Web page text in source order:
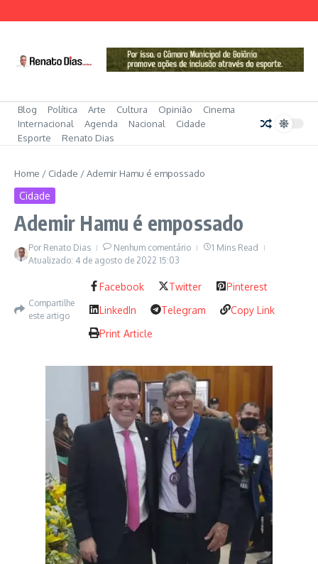
Blog Política Arte Cultura Opinião
Cinema
Internacional
Agenda Nacional
Cidade
Esporte
Renato Dias
Home / Cidade /Ademir Hamu é empossado
Cidade
Ademir Hamu é empossado
Por Renato Dias Nenhum comentário
1 Mins Read
Atualizado: 4 de agosto de 2022 15:03
Compartilhe
este artigo
Facebook Twitter
Pinterest
LinkedIn
Telegram
Copy Link
Print Article